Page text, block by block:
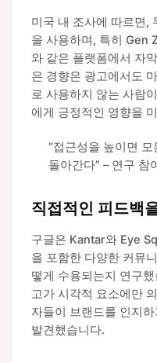
미국 내 조사에 따르면,
을 사용하며, 특히 Gen
와 같은 플랫폼에서 자
은 경향은 광고에서도
로 사용하지 않는 사람
에게 긍정적인 영향을
“접근성을 높이면 모
돌아간다” – 연구 참
직접적인 피드백
구글은 Kantar와 Eye
을 포함한 다양한 커뮤
떻게 수용되는지 연구
고가 시각적 요소에만
자들이 브랜드를 인지
발견했습니다.